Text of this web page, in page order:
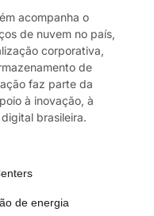
acompanha o
de nuvem no país,
corporativa,
de
faz parte da
à inovação, à
brasileira.
de energia